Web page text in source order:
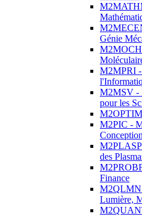
Génie
M2MPRI -
M2MSV -
pour les
M2PIC -
Conception
des
Finance
M2QLMN
Lumière,